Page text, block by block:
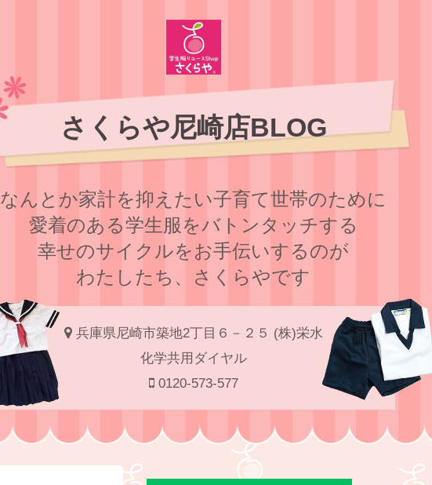
さくらや尼崎店BLOG
なんとか家計を抑えたい子育て世帯のために
愛着のある学⽣服をバトンタッチする
幸せのサイクルをお⼿伝いするのが
わたしたち、さくらやです
兵庫県尼崎市築地2丁目６－２５ (株)栄水
化学共用ダイヤル
0120-573-577